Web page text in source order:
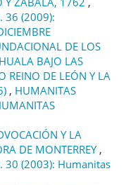
36 (2009):
DE LOS
BAJO LAS
REINO DE LEÓN Y LA
, HUMANITAS
Y LA
DE MONTERREY,
30 (2003): Humanitas